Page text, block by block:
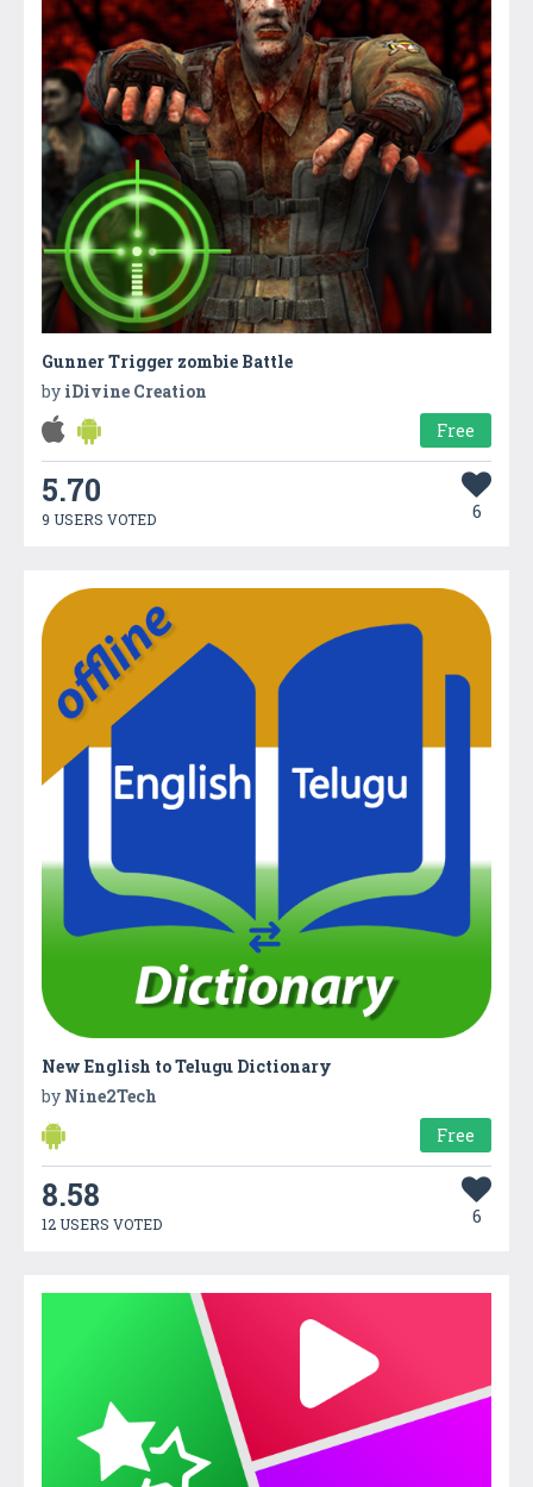
Gunner Trigger zombie Battle
by iDivine Creation
Free
5.70
9 USERS VOTED 6
New English to Telugu Dictionary
by Nine2Tech
Free
8.58
12 USERS VOTED 6